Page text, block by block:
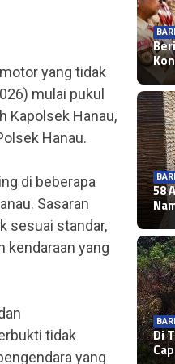
yang tidak
mulai pukul
Kapolsek Hanau,
Hanau.
di beberapa
Sasaran
sesuai standar,
kendaraan yang
tidak
yang
58
Di